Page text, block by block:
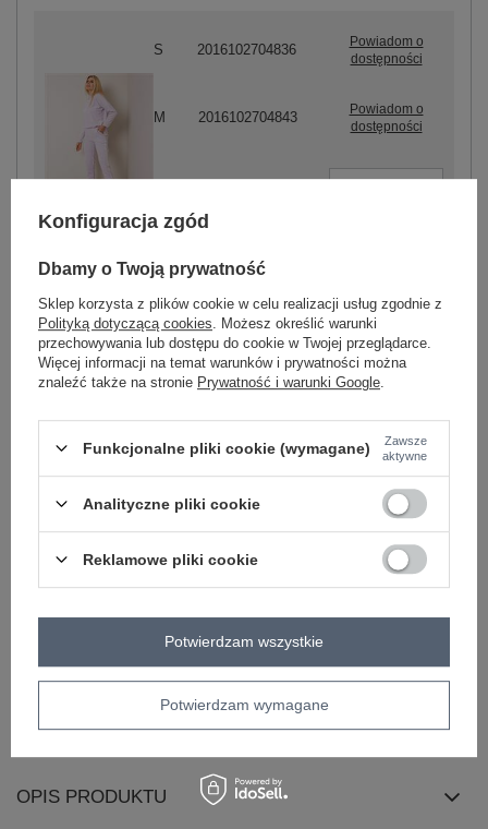
jasny fioletowy
S 2016102704836
Powiadom o
dostępności
M 2016102704843
Powiadom o
dostępności
2016102704867
ZALOGUJ SIĘ I ZOBACZ CENĘ
Zadzwoń+48 601 547 740 Zadaj pytanie
długi rękaw
długość
długa
skład materiału 95% bawełna 5% elastan
OPIS PRODUKTU
Konfiguracja zgód
Dbamy o Twoją prywatność
Sklep korzysta z plików cookie w celu realizacji usług zgodnie z
Polityką dotyczącą cookies . Możesz określić warunki
przechowywania lub dostępu do cookie w Twojej przeglądarce.
Więcej informacji na temat warunków i prywatności można
znaleźć także na stronie Prywatność i warunki Google
Funkcjonalne pliki cookie (wymagane)
Zawsze
aktywne
Analityczne pliki cookie
Reklamowe pliki cookie
Potwierdzam wymagane
Potwierdzam wszystkie